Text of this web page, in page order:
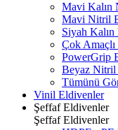
Mavi Kalın
Mavi Nitril
Siyah
Çok
PowerGrip
Beyaz Nitril
Tümünü
Vinil Eldivenler
Şeffaf Eldivenler
Şeffaf Eldivenler